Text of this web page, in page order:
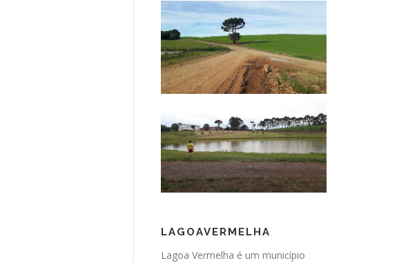
LAGOAVERMELHA
Lagoa Vermelha é um município